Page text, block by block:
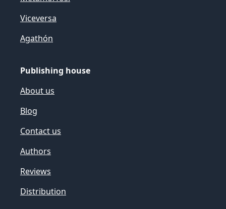
Viceversa
Agathón
Publishing house
About us
Blog
Contact us
Authors
Reviews
Distribution